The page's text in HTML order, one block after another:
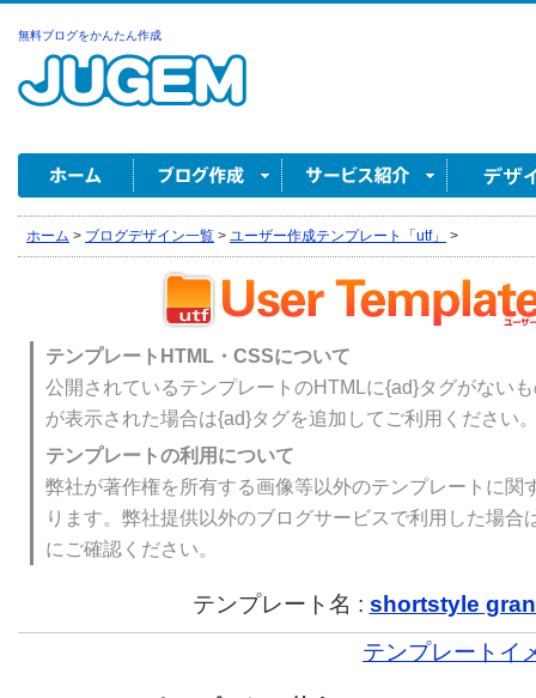
無料ブログをかんたん作成
ホーム > ブログデザイン一覧 > ユーザー作成テンプレート「utf」 >
テンプレートHTML・CSSについて
公開されているテンプレートのHTMLに{ad}タグがない
が表示された場合は{ad}タグを追加してご利用ください
テンプレートの利用について
弊社が著作権を所有する画像等以外のテンプレートに関
ります。弊社提供以外のブログサービスで利用した場合
にご確認ください。
テンプレート名 : shortstyle
テンプレートイ